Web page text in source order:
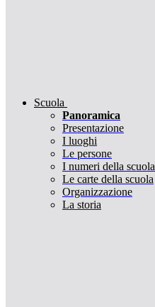
Scuola
Panoramica
Presentazione
I luoghi
Le persone
I numeri della scuola
Le carte della scuola
Organizzazione
La storia